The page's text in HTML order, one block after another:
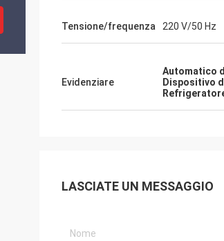
Tensione/frequenza 220 V/50 Hz
Evidenziare
Automatico
Dispositivo
LASCIATE UN MESSAGGIO